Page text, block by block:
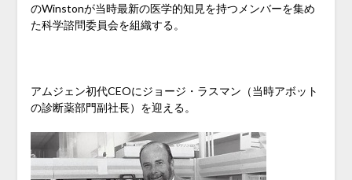
のWinstonが当時最新の医学的知見を持つメンバーを集め
た科学諮問委員会を組織する。
アムジェン初代CEOにジョージ・ラスマン（当時アボット
の診断薬部門副社長）を迎える。